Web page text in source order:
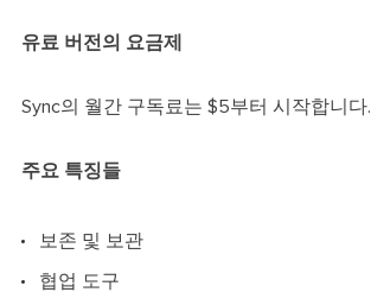
유료 버전의 요금제
Sync의 월간 구독료는 $5부터 시작합니다.
주요 특징들
보존 및 보관
협업 도구